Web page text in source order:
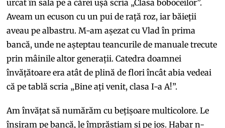
urcat în sala pe a cărei ușă scria „Clasa boboceilor”.
Aveam un ecuson cu un pui de rață roz, iar băieții
aveau pe albastru. M-am așezat cu Vlad în prima
bancă, unde ne așteptau teancurile de manuale trecute
prin mâinile altor generații. Catedra doamnei
învățătoare era atât de plină de flori încât abia vedeai
că pe tablă scria „Bine ați venit, clasa I-a A!”.
Am învățat să numărăm cu bețișoare multicolore. Le
înșiram pe bancă, le împrăștiam și pe jos. Habar n-